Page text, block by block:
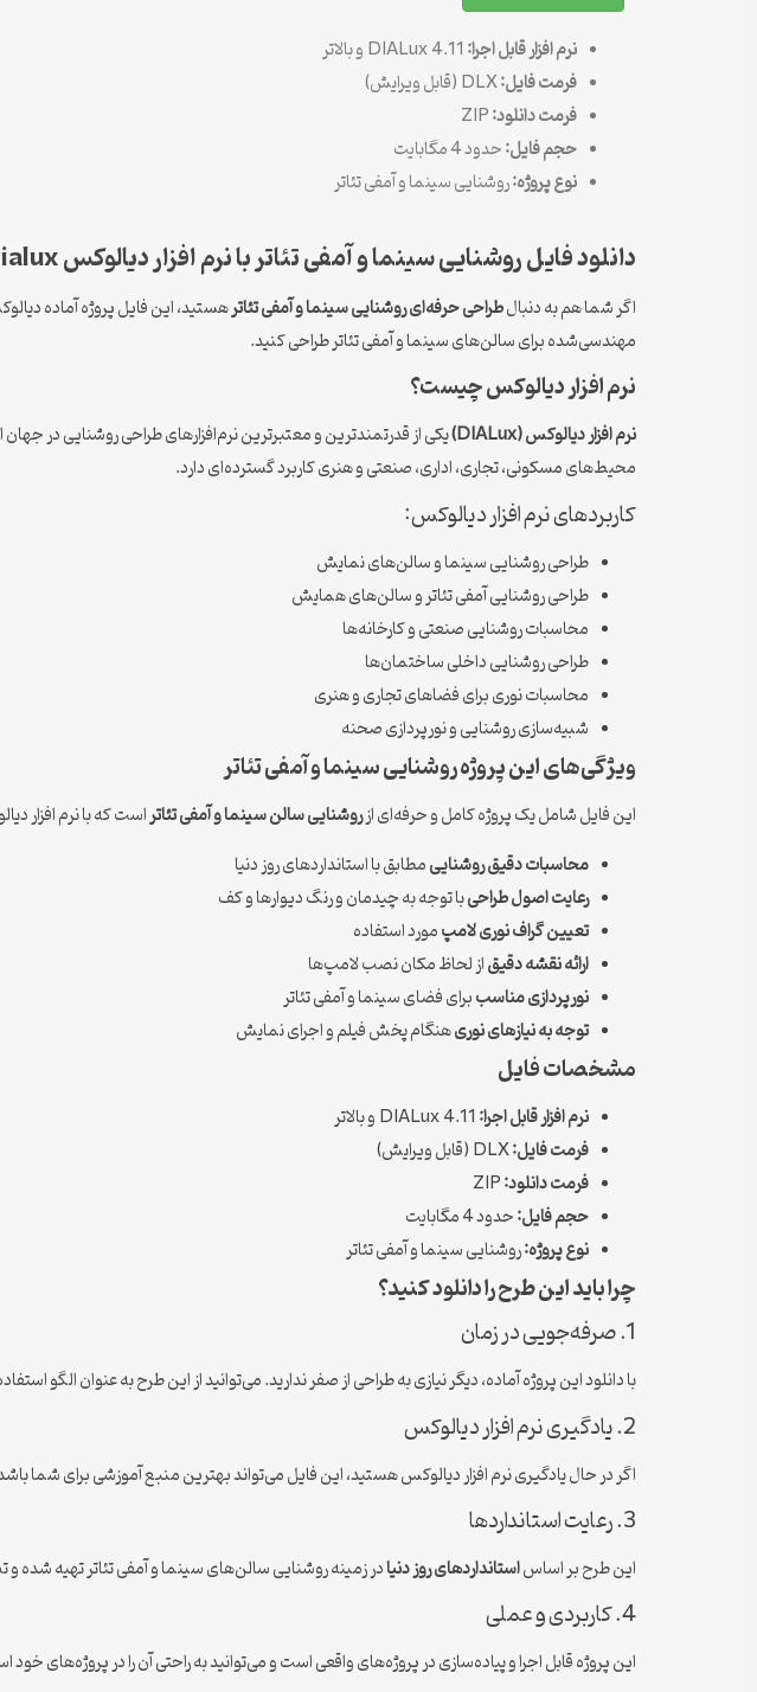
نرم افزار قابل اجرا:
فرمت فایل:
فرمت دانلود:
حجم فایل:حدود 4 مگابایت
نوع پروژه:روشنایی سینما و آمفی تئاتر
دانلود فایل روشنایی سینما و آمفی تئاتر با نرم افزار دیالوکس Dialux
اگر شما هم به دنبالطراحی حرفه‌ای روشنایی سینما و آمفی تئاترهستید، این فایل پروژه آماده
مهندسی‌شده برای سالن‌های سینما و آمفی تئاتر طراحی کنید.
نرم افزار دیالوکس چیست؟
نرم افزار دیالوکس (DIALux)
محیط‌های مسکونی، تجاری، اداری، صنعتی و هنری کاربرد گسترده‌ای دارد.
کاربردهای نرم افزار دیالوکس:
طراحی روشنایی سینما و سالن‌های نمایش
طراحی روشنایی آمفی تئاتر و سالن‌های همایش
محاسبات روشنایی صنعتی و کارخانه‌ها
طراحی روشنایی داخلی ساختمان‌ها
محاسبات نوری برای فضاهای تجاری و هنری
شبیه‌سازی روشنایی و نورپردازی صحنه
ویژگی‌های این پروژه روشنایی سینما و آمفی تئاتر
این فایل شامل یک پروژه کامل و حرفه‌ای ازروشنایی سالن سینما و آمفی تئاتراست که با نرم افزار
محاسبات دقیق روشناییمطابق با استانداردهای روز دنیا
رعایت اصول طراحیبا توجه به چیدمان و رنگ دیوارها و کف
تعیین گراف نوری لامپمورد استفاده
ارائه نقشه دقیقاز لحاظ مکان نصب لامپ‌ها
نورپردازی مناسببرای فضای سینما و آمفی تئاتر
توجه به نیازهای نوریهنگام پخش فیلم و اجرای نمایش
مشخصات فایل
نرم افزار قابل اجرا:
فرمت فایل:
فرمت دانلود:
حجم فایل:حدود 4 مگابایت
نوع پروژه:روشنایی سینما و آمفی تئاتر
چرا باید این طرح را دانلود کنید؟
1. صرفه‌جویی در زمان
با دانلود این پروژه آماده، دیگر نیازی به طراحی از صفر ندارید. می‌توانید از این طرح به عنوان الگو
2. یادگیری نرم افزار دیالوکس
اگر در حال یادگیری نرم افزار دیالوکس هستید، این فایل می‌تواند بهترین منبع آموزشی برای شما
3. رعایت استانداردها
این طرح بر اساساستانداردهای روز دنیادر زمینه روشنایی سالن‌های سینما و آمفی تئاتر تهیه شده
4. کاربردی و عملی
این پروژه قابل اجرا و پیاده‌سازی در پروژه‌های واقعی است و می‌توانید به راحتی آن را در پروژه‌های خود